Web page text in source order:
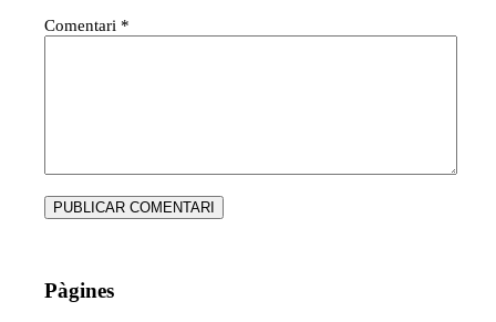
Comentari *
Pàgines